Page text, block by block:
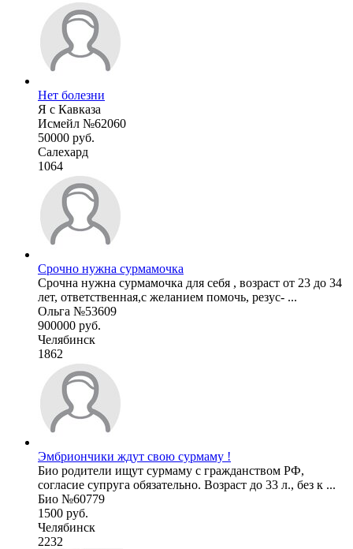
Нет болезни
Я с Кавказа
Исмейл №62060
50000 руб.
Салехард
1064
Срочно нужна сурмамочка
Срочна нужна сурмамочка для себя , возраст от 23 до 34
лет, ответственная,с желанием помочь, резус- ...
Ольга №53609
900000 руб.
Челябинск
1862
Эмбриончики ждут свою сурмаму !
Био родители ищут сурмаму с гражданством РФ,
согласие супруга обязательно. Возраст до 33 л., без к ...
Био №60779
1500 руб.
Челябинск
2232